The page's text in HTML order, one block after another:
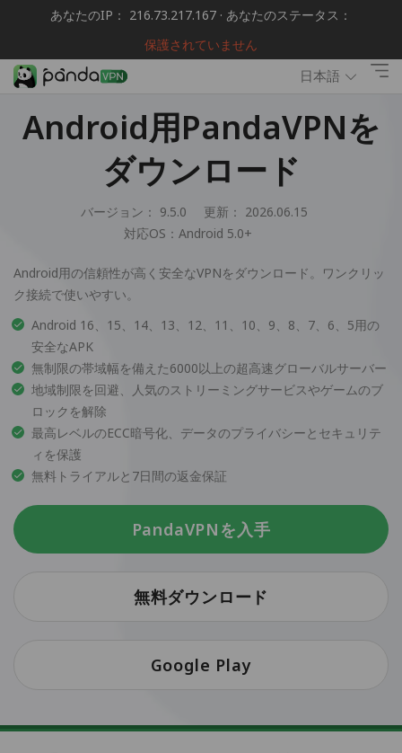
あなたのIP： 216.73.217.167 · あなたのステータス：
保護されていません
日本語
Android用PandaVPNを
ダウンロード
バージョン： 9.5.0
更新： 2026.06.15
対応OS： Android 5.0+
Android用の信頼性が高く安全なVPNをダウンロード。ワンクリッ
ク接続で使いやすい。
Android 16、15、14、13、12、11、10、9、8、7、6、5用の
安全なAPK
無制限の帯域幅を備えた6000以上の超高速グローバルサーバー
地域制限を回避、人気のストリーミングサービスやゲームのブ
ロックを解除
最高レベルのECC暗号化、データのプライバシーとセキュリテ
ィを保護
無料トライアルと7日間の返金保証
PandaVPNを入手
無料ダウンロード
Google Play